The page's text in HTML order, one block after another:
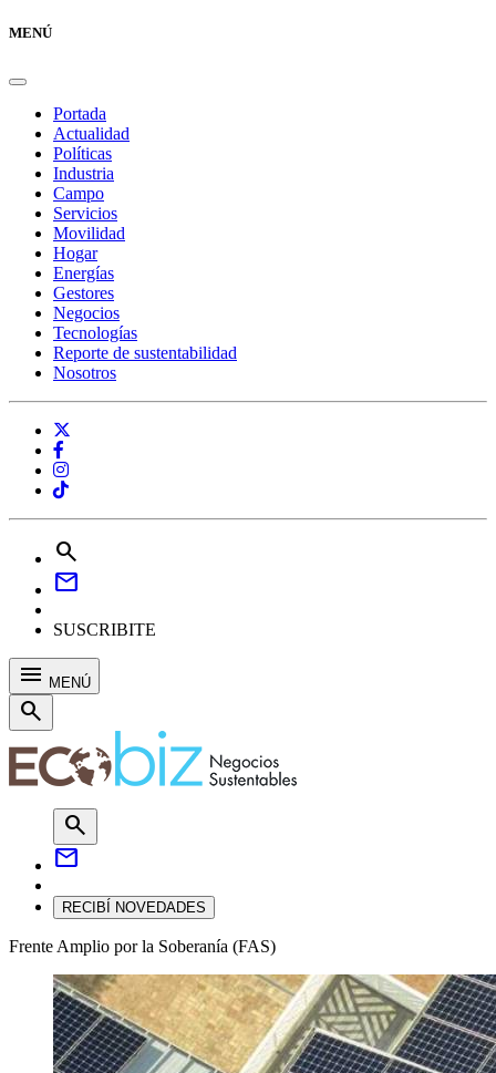
MENÚ
Portada
Actualidad
Políticas
Industria
Campo
Servicios
Movilidad
Hogar
Energías
Gestores
Negocios
Tecnologías
Reporte de sustentabilidad
Nosotros
search
mail
SUSCRIBITE
menu MENÚ
search
search
mail
RECIBÍ NOVEDADES
Frente Amplio por la Soberanía (FAS)